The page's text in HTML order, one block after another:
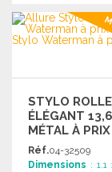
Demander
STYLO
ÉLÉGANT
MÉTAL À PRIX
GROSSISTE
Réf.04-32509
Dimensions : 1.1